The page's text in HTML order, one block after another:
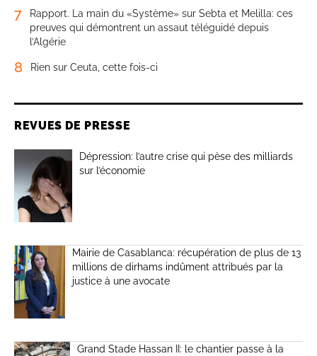
7
Rapport. La main du «Système» sur Sebta et Melilla: ces
preuves qui démontrent un assaut téléguidé depuis
l’Algérie
8 Rien sur Ceuta, cette fois-ci
REVUES DE PRESSE
Dépression: l’autre crise qui pèse des milliards
sur l’économie
Mairie de Casablanca: récupération de plus de 13
millions de dirhams indûment attribués par la
justice à une avocate
Grand Stade Hassan II: le chantier passe à la